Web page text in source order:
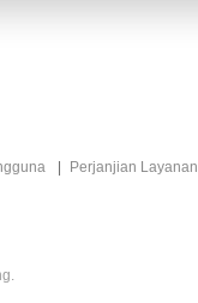
Perjanjian Layanan